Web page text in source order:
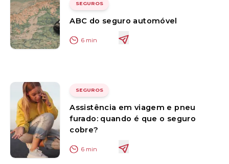
SEGUROS
ABC do seguro automóvel
6 min
SEGUROS
Assistência em viagem e pneu
furado: quando é que o seguro
cobre?
6 min